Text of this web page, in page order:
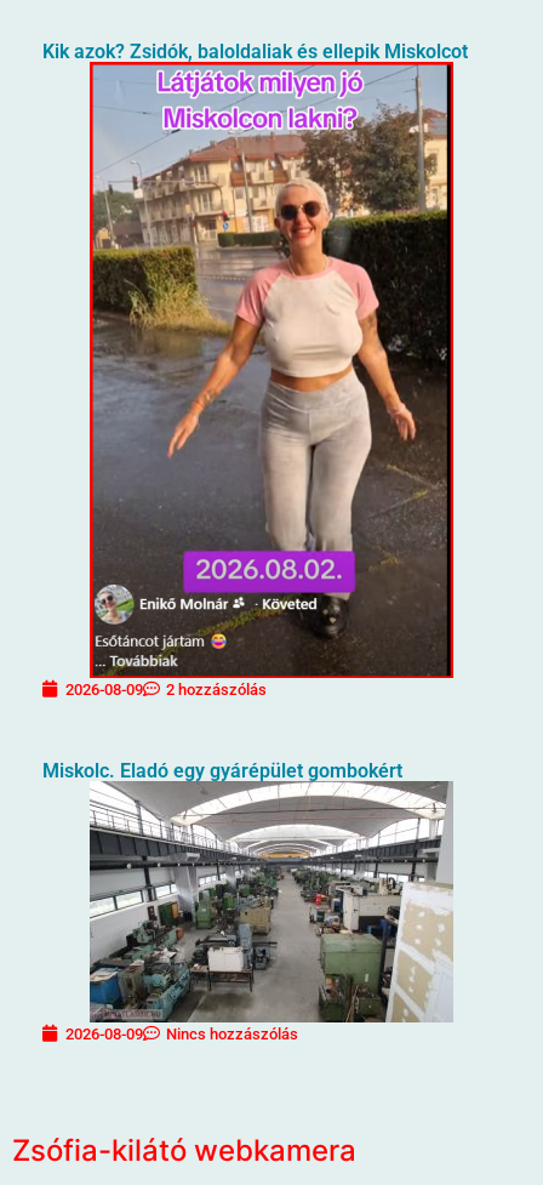
Kik azok? Zsidók, baloldaliak és ellepik Miskolcot
2026-08-09 2 hozzászólás
Miskolc. Eladó egy gyárépület gombokért
2026-08-09 Nincs hozzászólás
Zsófia-kilátó webkamera